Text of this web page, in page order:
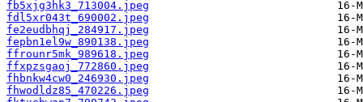
fb5xjg3hk3_713004.jpeg
fdl5xr043t_690002.jpeg
fe2eudbhqj_284917.jpeg
fepbn1el9w_890138.jpeg
ffrounr5mk_989618.jpeg
ffxpzsgaoj_772860.jpeg
fhbnkw4cw0_246930.jpeg
fhwodldz85_470226.jpeg